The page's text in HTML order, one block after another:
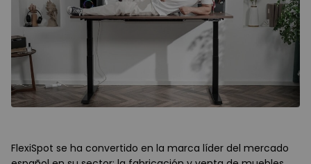
FlexiSpot se ha convertido en la marca líder del mercado